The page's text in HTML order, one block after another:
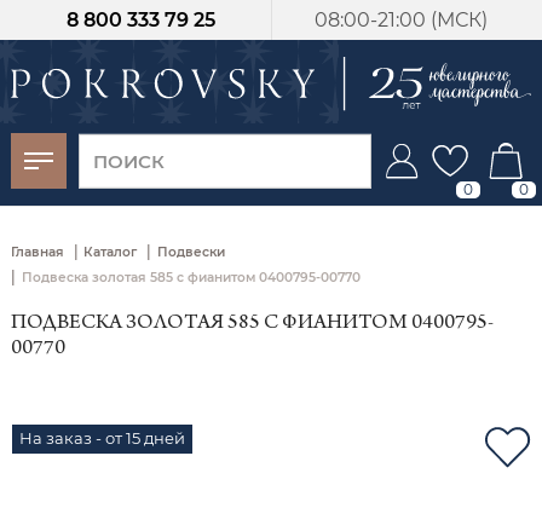
08:00-21:00 (МСК)
8 800 333 79 25
0 0
Главная | Каталог | Подвески
| Подвеска золотая 585 с фианитом 0400795-00770
ПОДВЕСКА ЗОЛОТАЯ 585 С ФИАНИТОМ 0400795-
00770
На заказ - от 15 дней
-30%
от 15 дней с
момента оплаты